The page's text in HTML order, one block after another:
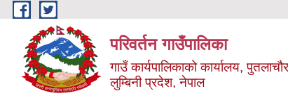
Skip to main content
परिवर्तन गाउँपालिका
गाउँ कार्यपालिकाको कार्यालय,
लुम्बिनी प्रदेश, नेपाल